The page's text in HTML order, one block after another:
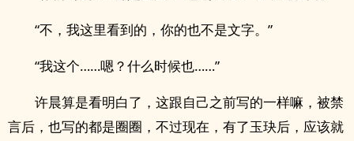
“不，我这里看到的，你的也不是文字。”
“我这个……嗯？什么时候也……”
许晨算是看明白了，这跟自己之前写的一样嘛，被禁
言后，也写的都是圈圈，不过现在，有了玉玦后，应该就